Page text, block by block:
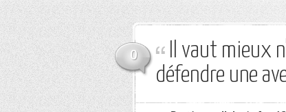
0
Il vaut mieux
défendre une